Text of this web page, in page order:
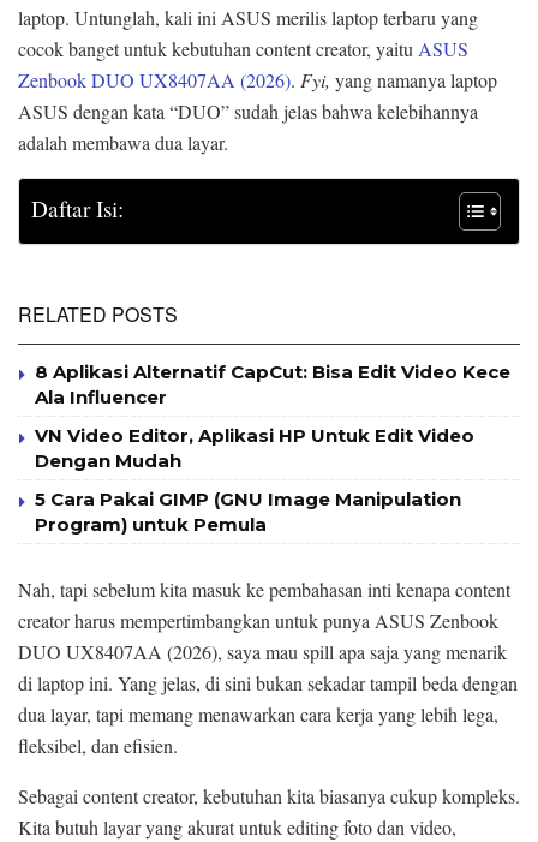
laptop. Untunglah, kali ini ASUS merilis laptop terbaru yang
cocok banget untuk kebutuhan content creator, yaitu ASUS
Zenbook DUO UX8407AA (2026). Fyi, yang namanya laptop
ASUS dengan kata “DUO” sudah jelas bahwa kelebihannya
adalah membawa dua layar.
Daftar Isi:
RELATED POSTS
8 Aplikasi Alternatif CapCut: Bisa Edit Video Kece
Ala Influencer
VN Video Editor, Aplikasi HP Untuk Edit Video
Dengan Mudah
5 Cara Pakai GIMP (GNU Image Manipulation
Program) untuk Pemula
Nah, tapi sebelum kita masuk ke pembahasan inti kenapa content
creator harus mempertimbangkan untuk punya ASUS Zenbook
DUO UX8407AA (2026), saya mau spill apa saja yang menarik
di laptop ini. Yang jelas, di sini bukan sekadar tampil beda dengan
dua layar, tapi memang menawarkan cara kerja yang lebih lega,
fleksibel, dan efisien.
Sebagai content creator, kebutuhan kita biasanya cukup kompleks.
Kita butuh layar yang akurat untuk editing foto dan video,